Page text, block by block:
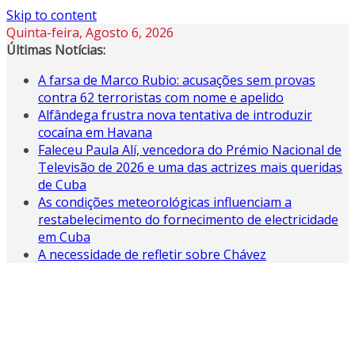
Skip to content
Quinta-feira, Agosto 6, 2026
Últimas Notícias:
A farsa de Marco Rubio: acusações sem provas
contra 62 terroristas com nome e apelido
Alfândega frustra nova tentativa de introduzir
cocaína em Havana
Faleceu Paula Alí, vencedora do Prémio Nacional de
Televisão de 2026 e uma das actrizes mais queridas
de Cuba
As condições meteorológicas influenciam a
restabelecimento do fornecimento de electricidade
em Cuba
A necessidade de refletir sobre Chávez